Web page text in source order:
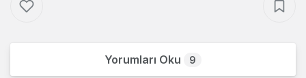
Yorumları Oku 9